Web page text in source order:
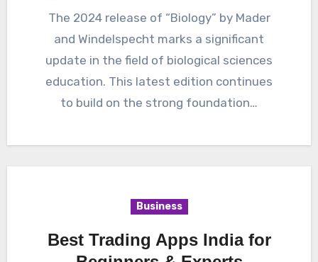
The 2024 release of “Biology” by Mader
and Windelspecht marks a significant
update in the field of biological sciences
education. This latest edition continues
to build on the strong foundation…
Business
Best Trading Apps India for